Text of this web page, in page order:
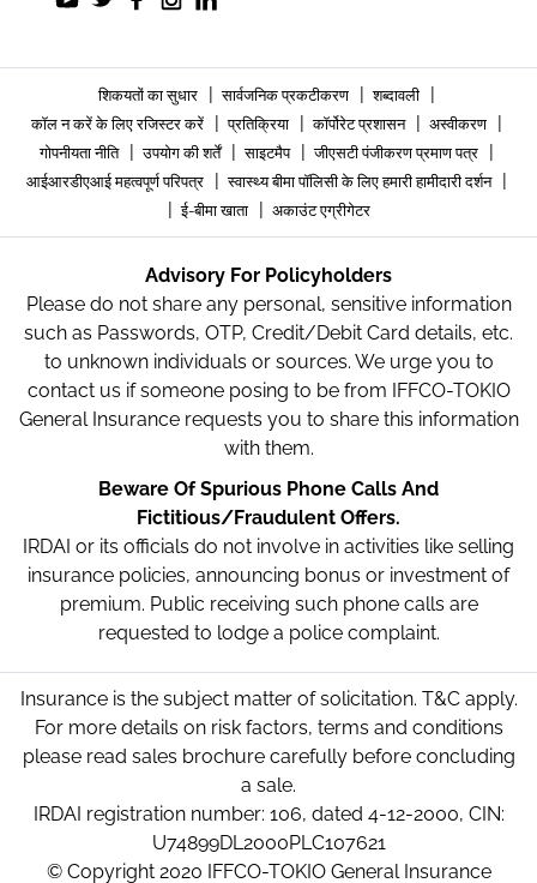
शिकयतों का सुधार | सार्वजनिक प्रकटीकरण | शब्दावली |
कॉल न करें के लिए रजिस्टर करें | प्रतिक्रिया | कॉर्पोरेट प्रशासन | अस्वीकरण |
गोपनीयता नीति | उपयोग की शर्तें | साइटमैप | जीएसटी पंजीकरण प्रमाण पत्र |
आईआरडीएआई महत्वपूर्ण परिपत्र | स्वास्थ्य बीमा पॉलिसी के लिए हमारी हामीदारी दर्शन |
| ई-बीमा खाता | अकाउंट एग्रीगेटर
Advisory For Policyholders
Please do not share any personal, sensitive information
such as Passwords, OTP, Credit/Debit Card details, etc.
to unknown individuals or sources. We urge you to
contact us if someone posing to be from IFFCO-TOKIO
General Insurance requests you to share this information
with them.
Beware Of Spurious Phone Calls And
Fictitious/Fraudulent Offers.
IRDAI or its officials do not involve in activities like selling
insurance policies, announcing bonus or investment of
premium. Public receiving such phone calls are
requested to lodge a police complaint.
Insurance is the subject matter of solicitation. T&C apply.
For more details on risk factors, terms and conditions
please read sales brochure carefully before concluding
a sale.
IRDAI registration number: 106, dated 4-12-2000, CIN:
U74899DL2000PLC107621
© Copyright 2020 IFFCO-TOKIO General Insurance